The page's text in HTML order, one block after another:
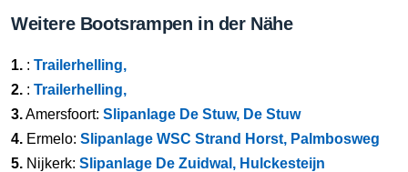
Weitere Bootsrampen in der Nähe
1. : Trailerhelling,
2. : Trailerhelling,
3.Amersfoort: Slipanlage De Stuw, De Stuw
4. Ermelo: Slipanlage WSC Strand Horst, Palmbosweg
5. Nijkerk: Slipanlage De Zuidwal, Hulckesteijn